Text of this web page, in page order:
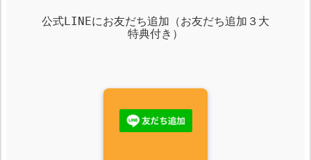
公式LINEにお友だち追加（お友だち追加３大
特典付き）